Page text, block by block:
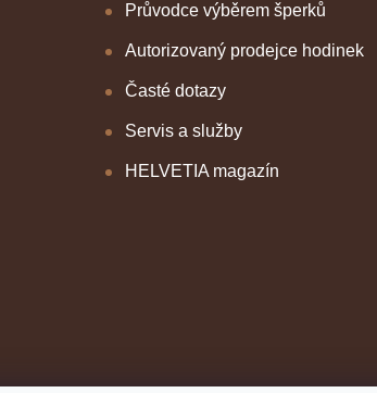
Průvodce výběrem šperků
Autorizovaný prodejce hodinek
Časté dotazy
Servis a služby
HELVETIA magazín